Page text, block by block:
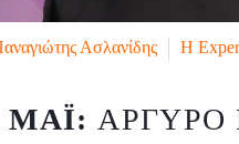
Ασλανίδης H
ΜΆΙ: ΑΡΓΥΡΌ